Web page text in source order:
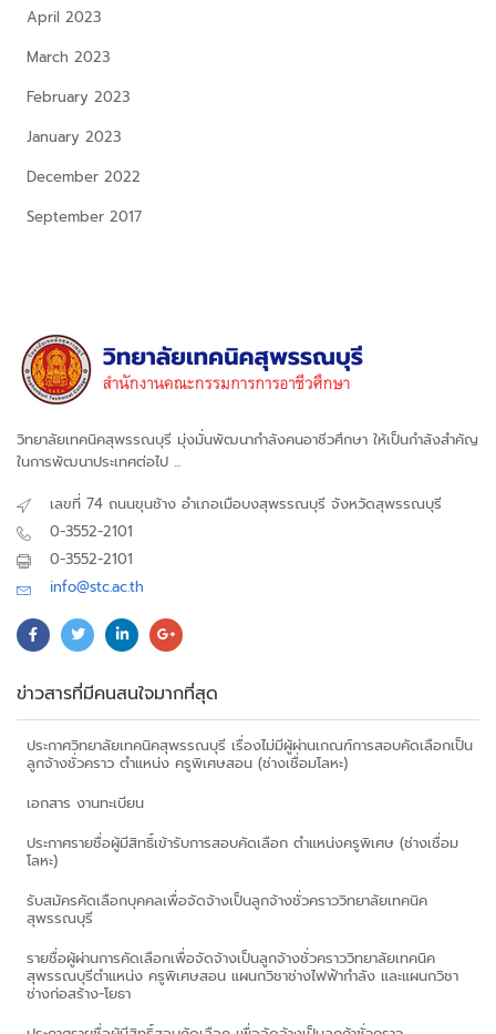
April 2023
March 2023
February 2023
January 2023
December 2022
September 2017
วิทยาลัยเทคนิคสุพรรณบุรี มุ่งมั่นพัฒนากำลังคนอาชีวศึกษา ให้เป็นกำลังสำคัญ
ในการพัฒนาประเทศต่อไป ...
เลขที่ 74 ถนนขุนช้าง อำเภอเมือบงสุพรรณบุรี จังหวัดสุพรรณบุรี
0-3552-2101
0-3552-2101
info@stc.ac.th
ข่าวสารที่มีคนสนใจมากที่สุด
ประกาศวิทยาลัยเทคนิคสุพรรณบุรี เรื่องไม่มีผู้ผ่านเกณฑ์การสอบคัดเลือกเป็น
ลูกจ้างชั่วคราว ตำแหน่ง ครูพิเศษสอน (ช่างเชื่อมโลหะ)
เอกสาร งานทะเบียน
ประกาศรายชื่อผู้มีสิทธิ์เข้ารับการสอบคัดเลือก ตำแหน่งครูพิเศษ (ช่างเชื่อม
โลหะ)
รับสมัครคัดเลือกบุคคลเพื่อจัดจ้างเป็นลูกจ้างชั่วคราววิทยาลัยเทคนิค
สุพรรณบุรี
รายชื่อผู้ผ่านการคัดเลือกเพื่อจัดจ้างเป็นลูกจ้างชั่วคราววิทยาลัยเทคนิค
สุพรรณบุรีตำแหน่ง ครูพิเศษสอน แผนกวิชาช่างไฟฟ้ากำลัง และแผนกวิชา
ช่างก่อสร้าง-โยธา